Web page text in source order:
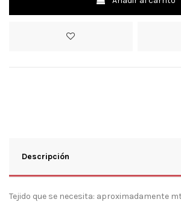
Descripción
Tejido que se necesita: aproximadamente